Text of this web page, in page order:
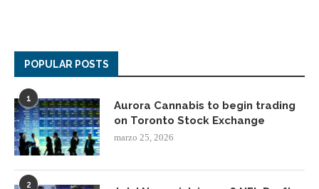
POPULAR POSTS
1
Aurora Cannabis to begin trading
on Toronto Stock Exchange
marzo 25, 2026
2